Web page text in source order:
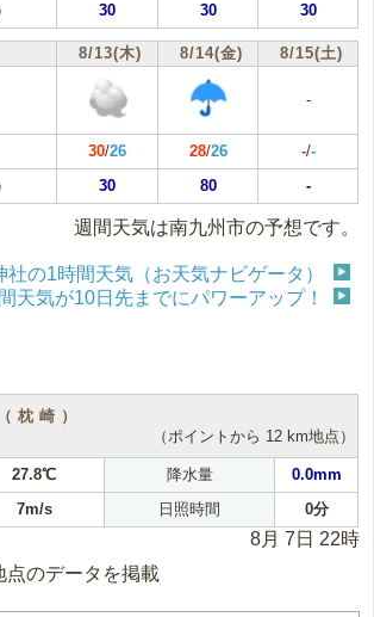
30 30 30
8/13(木) 8/14(金) 8/15(土)
-
30/26 28/26 -/-
30 80 -
週間天気は南九州市の予想です。
社の1時間天気（お天気ナビゲータ）
天気が10日先までにパワーアップ！
枕崎）
（ポイントから 12 km地点）
27.8℃ 降水量
0.0mm
7m/s 日照時間 0分
8月 7日 22時
点のデータを掲載